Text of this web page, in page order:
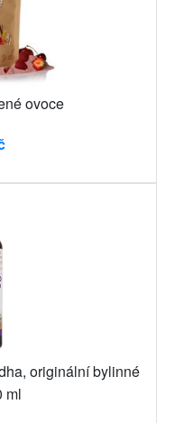
ovoce
originální bylinné
ml